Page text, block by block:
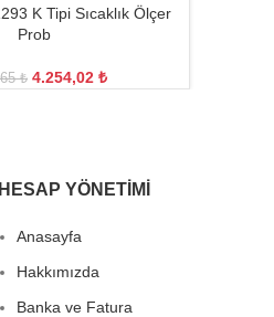
K Tipi Sıcaklık Ölçer
Prob
₺ 4.254,02 ₺
HESAP YÖNETIMI
Anasayfa
Hakkımızda
Banka ve Fatura